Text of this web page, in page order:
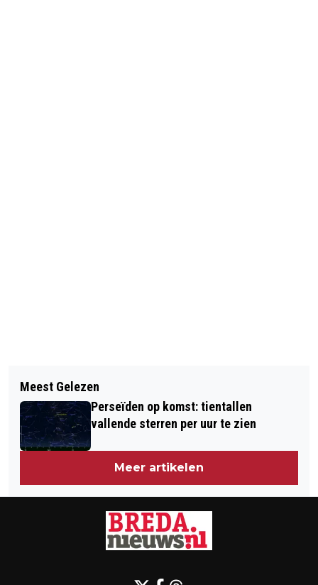
WINTERWEER HOUDT OOK NA DE
KERSTVAKANTIE AAN
ENERGIEKOSTEN STIJGEN IN 2026
DOOR HOGERE GASBELASTING EN
NETWERKKOSTEN
Meest Gelezen
Perseïden op komst: tientallen
vallende sterren per uur te zien
Meer artikelen